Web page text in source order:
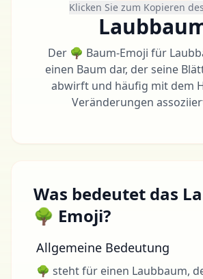
Klicken Sie zum Kopieren
Der 🌳 Baum-Emoji für
einen Baum dar, der seine
abwirft und häufig mit dem
Veränderungen
Was bedeutet das
🌳 Emoji?
Allgemeine Bedeutung
🌳 steht für einen Laubbaum,